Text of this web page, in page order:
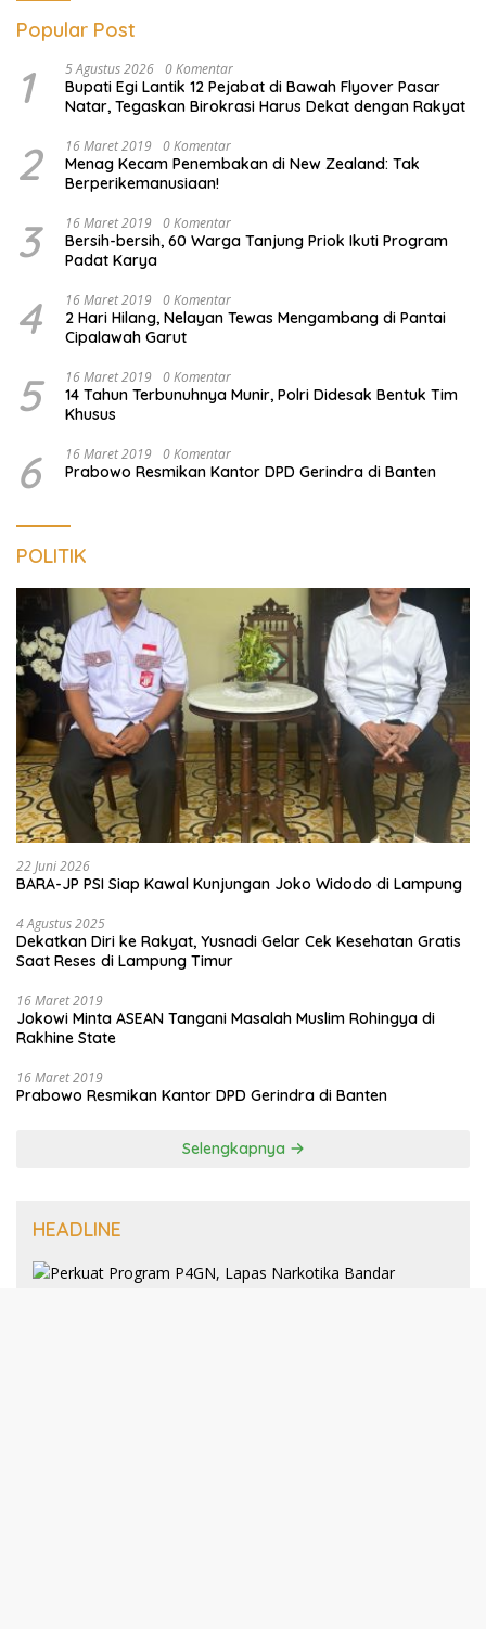
Popular Post
1 5 Agustus 2026 0 Komentar
Bupati Egi Lantik 12 Pejabat di Bawah Flyover Pasar
Natar, Tegaskan Birokrasi Harus Dekat dengan Rakyat
2 16 Maret 2019 0 Komentar
Menag Kecam Penembakan di New Zealand: Tak
Berperikemanusiaan!
3 16 Maret 2019 0 Komentar
Bersih-bersih, 60 Warga Tanjung Priok Ikuti Program
Padat Karya
4 16 Maret 2019 0 Komentar
2 Hari Hilang, Nelayan Tewas Mengambang di Pantai
Cipalawah Garut
5 16 Maret 2019 0 Komentar
14 Tahun Terbunuhnya Munir, Polri Didesak Bentuk Tim
Khusus
6 16 Maret 2019 0 Komentar
Prabowo Resmikan Kantor DPD Gerindra di Banten
POLITIK
22 Juni 2026
BARA-JP PSI Siap Kawal Kunjungan Joko Widodo di Lampung
4 Agustus 2025
Dekatkan Diri ke Rakyat, Yusnadi Gelar Cek Kesehatan Gratis
Saat Reses di Lampung Timur
16 Maret 2019
Jokowi Minta ASEAN Tangani Masalah Muslim Rohingya di
Rakhine State
16 Maret 2019
Prabowo Resmikan Kantor DPD Gerindra di Banten
Selengkapnya
HEADLINE